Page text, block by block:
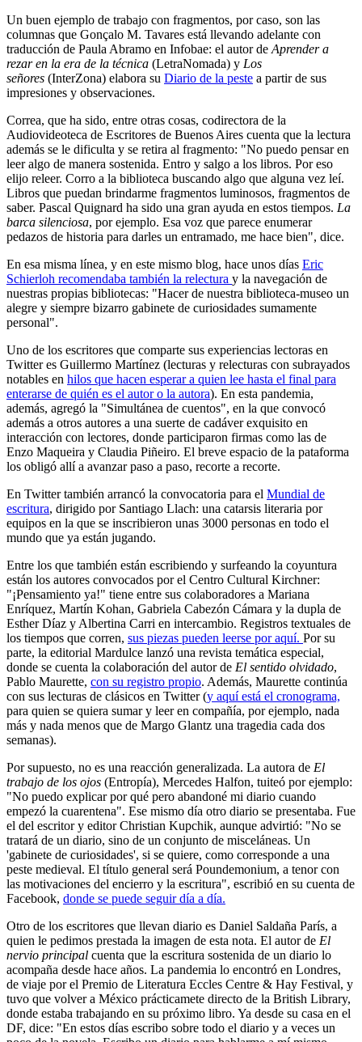
Un buen ejemplo de trabajo con fragmentos, por caso, son las
columnas que Gonçalo M. Tavares está llevando adelante con
traducción de Paula Abramo en Infobae: el autor de Aprender a
rezar en la era de la técnica (LetraNomada) y Los
señores (InterZona) elabora su Diario de la peste a partir de sus
impresiones y observaciones.
Correa, que ha sido, entre otras cosas, codirectora de la
Audiovideoteca de Escritores de Buenos Aires cuenta que la lectura
además se le dificulta y se retira al fragmento: "No puedo pensar en
leer algo de manera sostenida. Entro y salgo a los libros. Por eso
elijo releer. Corro a la biblioteca buscando algo que alguna vez leí.
Libros que puedan brindarme fragmentos luminosos, fragmentos de
saber. Pascal Quignard ha sido una gran ayuda en estos tiempos. La
barca silenciosa, por ejemplo. Esa voz que parece enumerar
pedazos de historia para darles un entramado, me hace bien", dice.
En esa misma línea, y en este mismo blog, hace unos días Eric
Schierloh recomendaba también la relectura y la navegación de
nuestras propias bibliotecas: "Hacer de nuestra biblioteca-museo un
alegre y siempre bizarro gabinete de curiosidades sumamente
personal".
Uno de los escritores que comparte sus experiencias lectoras en
Twitter es Guillermo Martínez (lecturas y relecturas con subrayados
notables en hilos que hacen esperar a quien lee hasta el final para
enterarse de quién es el autor o la autora). En esta pandemia,
además, agregó la "Simultánea de cuentos", en la que convocó
además a otros autores a una suerte de cadáver exquisito en
interacción con lectores, donde participaron firmas como las de
Enzo Maqueira y Claudia Piñeiro. El breve espacio de la pataforma
los obligó allí a avanzar paso a paso, recorte a recorte.
En Twitter también arrancó la convocatoria para el Mundial de
escritura, dirigido por Santiago Llach: una catarsis literaria por
equipos en la que se inscribieron unas 3000 personas en todo el
mundo que ya están jugando.
Entre los que también están escribiendo y surfeando la coyuntura
están los autores convocados por el Centro Cultural Kirchner:
"¡Pensamiento ya!" tiene entre sus colaboradores a Mariana
Enríquez, Martín Kohan, Gabriela Cabezón Cámara y la dupla de
Esther Díaz y Albertina Carri en intercambio. Registros textuales de
los tiempos que corren, sus piezas pueden leerse por aquí. Por su
parte, la editorial Mardulce lanzó una revista temática especial,
donde se cuenta la colaboración del autor de El sentido olvidado,
Pablo Maurette, con su registro propio. Además, Maurette continúa
con sus lecturas de clásicos en Twitter (y aquí está el cronograma,
para quien se quiera sumar y leer en compañía, por ejemplo, nada
más y nada menos que de Margo Glantz una tragedia cada dos
semanas).
Por supuesto, no es una reacción generalizada. La autora de El
trabajo de los ojos (Entropía), Mercedes Halfon, tuiteó por ejemplo:
"No puedo explicar por qué pero abandoné mi diario cuando
empezó la cuarentena". Ese mismo día otro diario se presentaba. Fue
el del escritor y editor Christian Kupchik, aunque advirtió: "No se
tratará de un diario, sino de un conjunto de misceláneas. Un
'gabinete de curiosidades', si se quiere, como corresponde a una
peste medieval. El título general será Poundemonium, a tenor con
las motivaciones del encierro y la escritura", escribió en su cuenta de
Facebook, donde se puede seguir día a día.
Otro de los escritores que llevan diario es Daniel Saldaña París, a
quien le pedimos prestada la imagen de esta nota. El autor de El
nervio principal cuenta que la escritura sostenida de un diario lo
acompaña desde hace años. La pandemia lo encontró en Londres,
de viaje por el Premio de Literatura Eccles Centre & Hay Festival, y
tuvo que volver a México prácticamete directo de la British Library,
donde estaba trabajando en su próximo libro. Ya desde su casa en el
DF, dice: "En estos días escribo sobre todo el diario y a veces un